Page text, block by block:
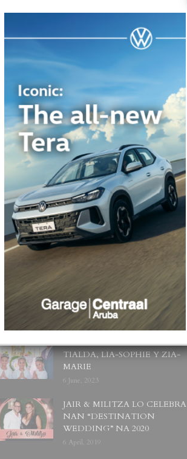
POPULAR POSTS
BODA MANSUR
3 December, 2019
UN DIA INOLVIDABEL PA
TIALDA, LIA-SOPHIE Y ZIA-
MARIE
6 June, 2023
JAIR & MILITZA LO CELEBRA
NAN “DESTINATION
WEDDING” NA 2020
6 April, 2019